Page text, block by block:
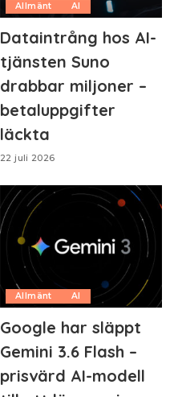
Allmänt AI
Dataintrång hos AI-
tjänsten Suno
drabbar miljoner –
betaluppgifter
läckta
22 juli 2026
Allmänt AI
Google har släppt
Gemini 3.6 Flash –
prisvärd AI-modell